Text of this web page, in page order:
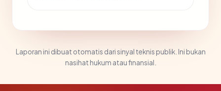
Laporan ini dibuat otomatis dari sinyal teknis publik. Ini bukan
nasihat hukum atau finansial.